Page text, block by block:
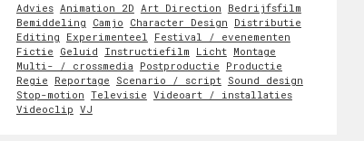
Advies Animation 2D Art Direction Bedrijfsfilm
Bemiddeling Camjo Character Design Distributie
Editing Experimenteel Festival / evenementen
Fictie Geluid Instructiefilm Licht Montage
Multi- / crossmedia Postproductie Productie
Regie Reportage Scenario / script Sound design
Stop-motion Televisie Videoart / installaties
Videoclip VJ